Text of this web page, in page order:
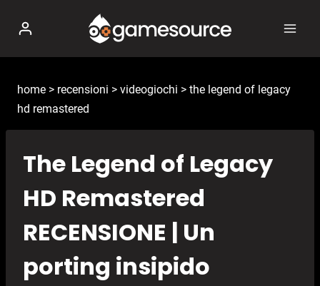
contenuto
home > recensioni > videogiochi > the legend of legacy
hd remastered
The Legend of Legacy
HD Remastered
RECENSIONE | Un
porting insipido